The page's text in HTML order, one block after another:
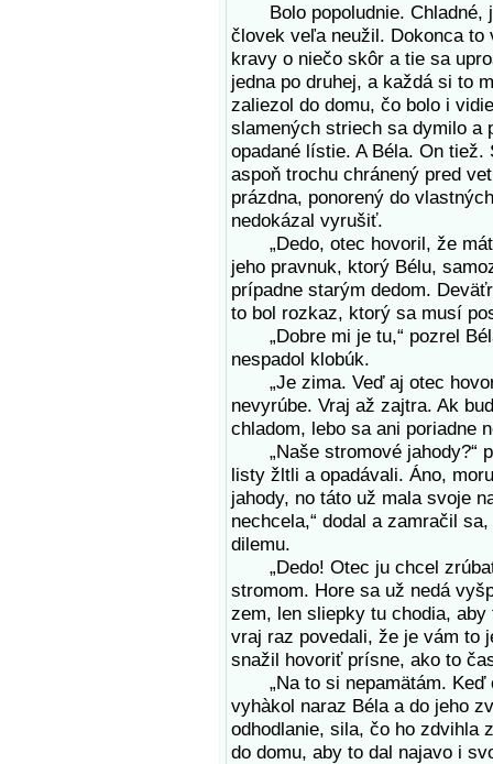
Bolo popoludnie. Chladné,
človek veľa neužil. Dokonca to
kravy o niečo skôr a tie sa
jedna po druhej, a každá si to
zaliezol do domu, čo bolo i
slamených striech sa dymilo a
opadané lístie. A Béla. On
aspoň trochu chránený pred
prázdna, ponorený do
nedokázal vyrušiť.
„Dedo, otec hovoril, že
jeho pravnuk, ktorý Bélu,
prípadne starým dedom.
to bol rozkaz, ktorý sa musí
„Dobre mi je tu,“ pozrel
nespadol klobúk.
„Je zima. Veď aj otec
nevyrúbe. Vraj až zajtra. Ak
chladom, lebo sa ani poriadne
„Naše stromové jahody?“
listy žltli a opadávali. Áno,
jahody, no táto už mala svoje
nechcela,“ dodal a zamračil
dilemu.
„Dedo! Otec ju chcel zrúbať
stromom. Hore sa už nedá
zem, len sliepky tu chodia,
vraj raz povedali, že je vám to
snažil hovoriť prísne, ako to
„Na to si nepamätám. Keď
vyhàkol naraz Béla a do jeho
odhodlanie, sila, čo ho zdvihla
do domu, aby to dal najavo i